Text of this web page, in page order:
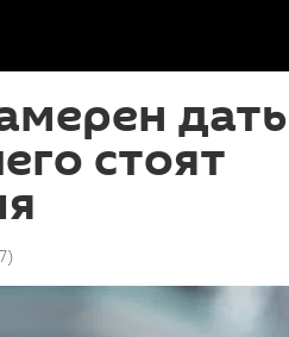
дать
стоят
)